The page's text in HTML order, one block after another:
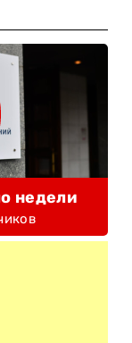
недели